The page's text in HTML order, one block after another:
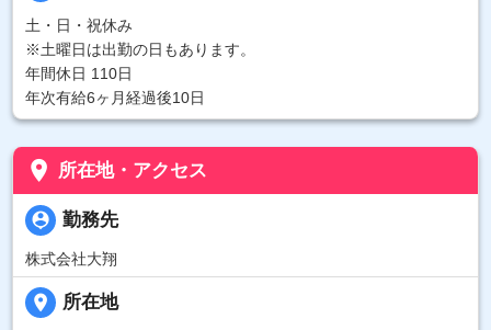
土・日・祝休み
※土曜日は出勤の日もあります。
年間休日 110日
年次有給6ヶ月経過後10日
place 所在地・アクセス
person_pin 勤務先
株式会社大翔
place 所在地